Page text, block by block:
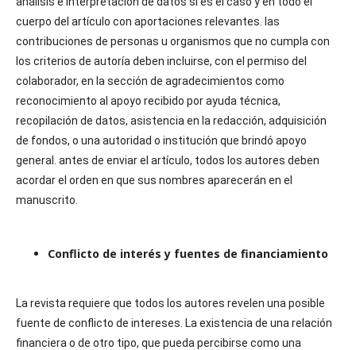
cuerpo del artículo con aportaciones relevantes. las
contribuciones de personas u organismos que no cumpla con
los criterios de autoría deben incluirse, con el permiso del
colaborador, en la sección de agradecimientos como
reconocimiento al apoyo recibido por ayuda técnica,
recopilación de datos, asistencia en la redacción, adquisición
de fondos, o una autoridad o institución que brindó apoyo
general. antes de enviar el artículo, todos los autores deben
acordar el orden en que sus nombres aparecerán en el
manuscrito.
Conflicto de interés y fuentes de financiamiento
La revista requiere que todos los autores revelen una posible
fuente de conflicto de intereses. La existencia de una relación
financiera o de otro tipo, que pueda percibirse como una